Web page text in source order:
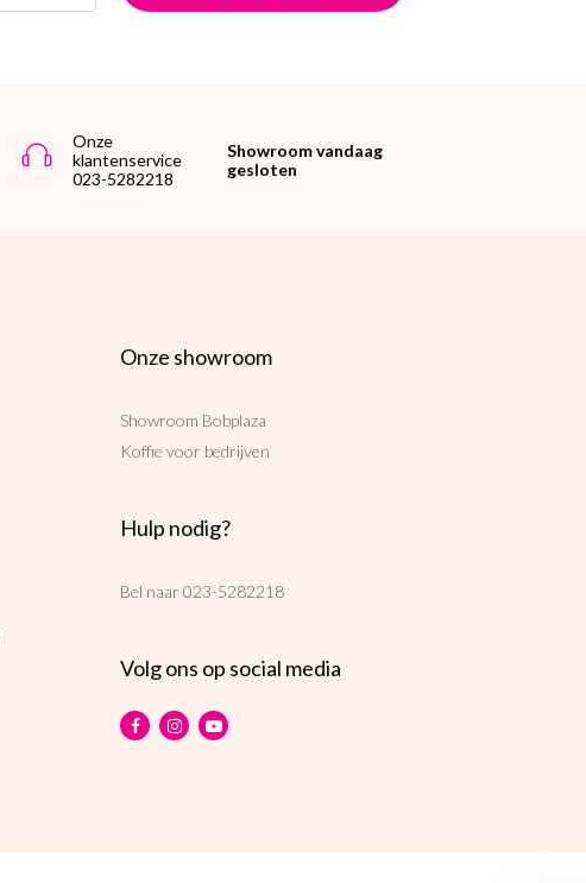
Onze
klantenservice
023-5282218
Showroom vandaag
gesloten
Onze showroom
Showroom Bobplaza
Koffie voor bedrijven
Hulp nodig?
Bel naar 023-5282218
Volg ons op social media